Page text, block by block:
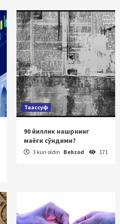
Таассуф
90 йиллик нашрнинг
маёғи сўндими?
3 kun oldin Behzod 171